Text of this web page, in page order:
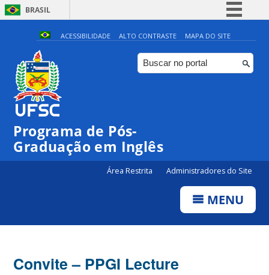
BRASIL
Simplifique!
Comunica BR
Participe
ACESSIBILIDADE ALTO CONTRASTE MAPA DO SITE
Programa de Pós-
Graduação em Inglês
Área Restrita Administradores do Site
MENU
Convite – PPGI Lecture